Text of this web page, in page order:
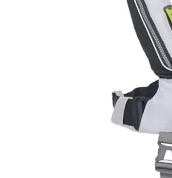
Techniek en motor
Tuigage en dekbeslag
Boten, toebehoren en fun
Meubels en lifestyle